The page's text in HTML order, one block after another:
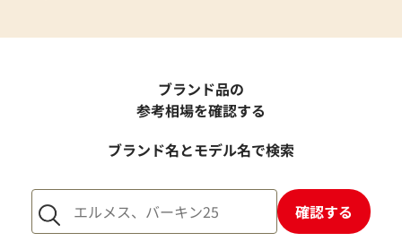
ブランド品の
参考相場を確認する
ブランド名とモデル名で検索
確認する